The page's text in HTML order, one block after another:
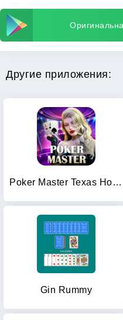
Другие приложения:
Poker Master Texas Holdem 2024
Gin Rummy